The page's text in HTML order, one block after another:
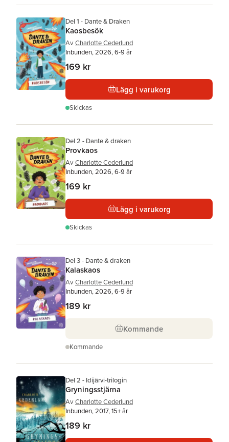
Del 1 - Dante & Draken
Kaosbesök
Av Charlotte Cederlund
Inbunden, 2026, 6-9 år
169 kr
Lägg i varukorg
Skickas
Del 2 - Dante & draken
Provkaos
Av Charlotte Cederlund
Inbunden, 2026, 6-9 år
169 kr
Lägg i varukorg
Skickas
Del 3 - Dante & draken
Kalaskaos
Av Charlotte Cederlund
Inbunden, 2026, 6-9 år
189 kr
Kommande
Kommande
Del 2 - Idijärvi-trilogin
Gryningsstjärna
Av Charlotte Cederlund
Inbunden, 2017, 15+ år
189 kr